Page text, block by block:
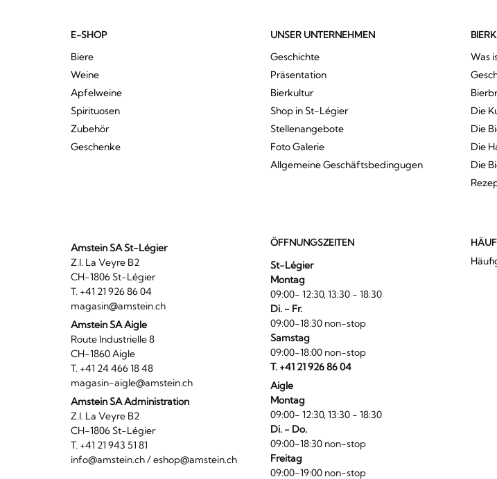
E-SHOP
Biere
Weine
Apfelweine
Spirituosen
Zubehör
Geschenke
UNSER UNTERNEHMEN
Geschichte
Präsentation
Bierkultur
Shop in St-Légier
Stellenangebote
Foto Galerie
Allgemeine Geschäftsbedingugen
Was
Die
Die
Die
Die
Amstein SA St-Légier
Z.I. La Veyre B2
CH-1806 St-Légier
T. +41 21 926 86 04
magasin@amstein.ch
Amstein SA Aigle
Route Industrielle 8
CH-1860 Aigle
T. +41 24 466 18 48
magasin-aigle@amstein.ch
Amstein SA Administration
Z.I. La Veyre B2
CH-1806 St-Légier
T. +41 21 943 51 81
info@amstein.ch/eshop@amstein.ch
ÖFFNUNGSZEITEN
St-Légier
Montag
09:00- 12:30, 13:30 - 18:30
Di. - Fr.
09:00-18:30 non-stop
Samstag
09:00-18:00 non-stop
T. +41 21 926 86 04
Aigle
Montag
09:00- 12:30, 13:30 - 18:30
Di. - Do.
09:00-18:30 non-stop
Freitag
09:00-19:00 non-stop